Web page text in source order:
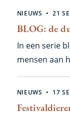
BLOG: de
NIEUWS 21
In een serie
mensen aan
ermee of
Monica
NIEUWS 17